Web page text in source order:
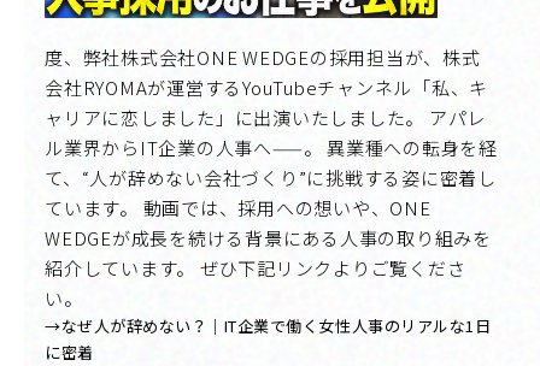
度、弊社株式会社ONE WEDGEの採用担当が、株式
会社RYOMAが運営するYouTubeチャンネル「私、キ
ャリアに恋しました」に出演いたしました。 アパレ
ル業界からIT企業の人事へ——。 異業種への転身を経
て、“人が辞めない会社づくり”に挑戦する姿に密着し
ています。 動画では、採用への想いや、ONE
WEDGEが成長を続ける背景にある人事の取り組みを
紹介しています。 ぜひ下記リンクよりご覧くださ
い。
→なぜ人が辞めない？｜IT企業で働く女性人事のリアルな1日
に密着